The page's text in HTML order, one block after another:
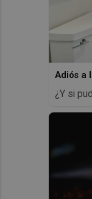
Adiós a
¿Y si